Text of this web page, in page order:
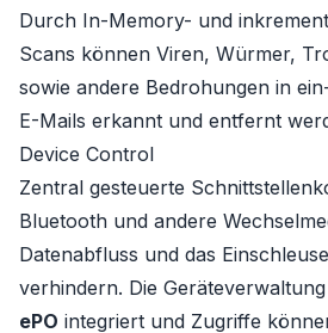
Durch In-Memory- und
Scans können Viren, Würmer,
sowie andere Bedrohungen in
E-Mails erkannt und entfernt
Device Control
Zentral gesteuerte
Bluetooth und andere
Datenabfluss und das
verhindern. Die
ePO integriert und Zugriffe